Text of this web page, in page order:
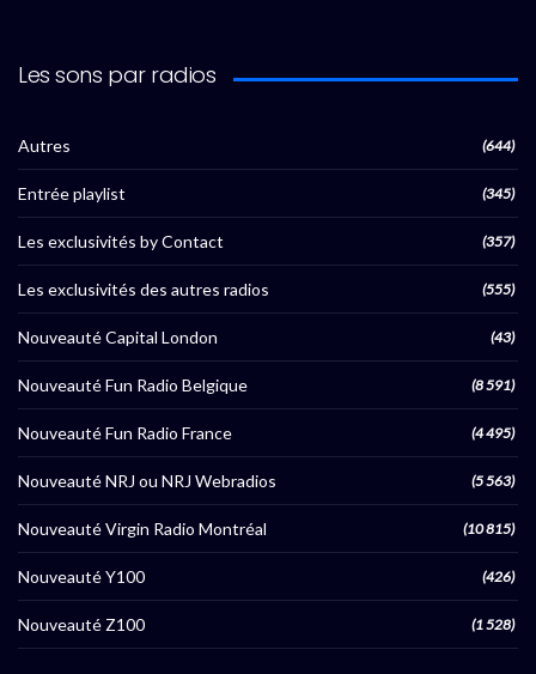
Les sons par radios
Autres (644)
Entrée playlist (345)
Les exclusivités by Contact (357)
Les exclusivités des autres radios (555)
Nouveauté Capital London (43)
Nouveauté Fun Radio Belgique (8 591)
Nouveauté Fun Radio France (4 495)
Nouveauté NRJ ou NRJ Webradios (5 563)
Nouveauté Virgin Radio Montréal (10 815)
Nouveauté Y100 (426)
Nouveauté Z100 (1 528)